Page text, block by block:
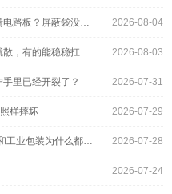
2026-08-04
一只银灰色袋子，为什么能救下一块昂贵电路板？屏蔽袋没你想得那么简单
2026-08-03
拉伸膜看着都一样，为什么有的缠两圈就散，有的能稳稳扛过长途运输？
2026-07-31
里已经开裂了？
2026-07-29
样摔坏
2026-07-28
PE四方袋是什么？纸箱内衬、大件防尘和工业包装为什么都在用它
2026-07-24